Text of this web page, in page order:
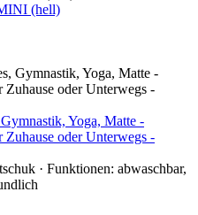
(hell)
Yoga, Matte -
oder Unterwegs -
· Funktionen: abwaschbar,